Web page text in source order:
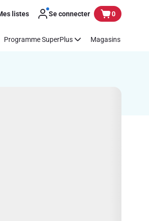
listes Se connecter 0
Programme SuperPlus Magasins